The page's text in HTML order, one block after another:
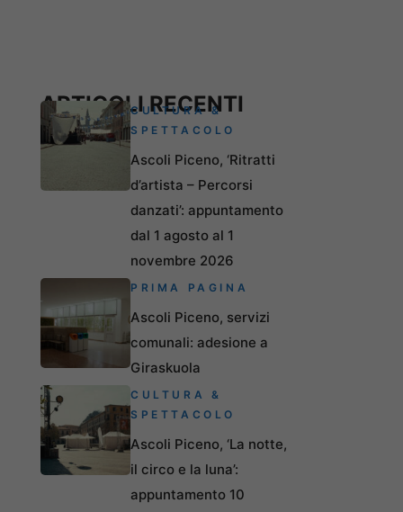
ARTICOLI RECENTI
CULTURA &
SPETTACOLO
Ascoli Piceno, ‘Ritratti
d’artista – Percorsi
danzati’: appuntamento
dal 1 agosto al 1
novembre 2026
PRIMA PAGINA
Ascoli Piceno, servizi
comunali: adesione a
Giraskuola
CULTURA &
SPETTACOLO
Ascoli Piceno, ‘La notte,
il circo e la luna’:
appuntamento 10